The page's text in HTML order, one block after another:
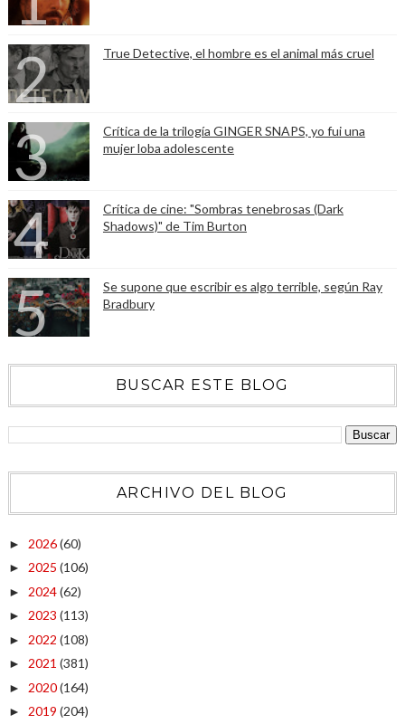
True Detective, el hombre es el animal más cruel
Crítica de la trilogía GINGER SNAPS, yo fui una
mujer loba adolescente
Crítica de cine: "Sombras tenebrosas (Dark
Shadows)" de Tim Burton
Se supone que escribir es algo terrible, según Ray
Bradbury
BUSCAR ESTE BLOG
ARCHIVO DEL BLOG
► 2026(60)
► 2025 (106)
► 2024(62)
► 2023 (113)
► 2022 (108)
► 2021 (381)
► 2020(164)
► 2019 (204)